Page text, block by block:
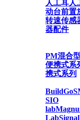
人工耳人
动台前置
转速传感
器配件
PM混合
便携式系
携式系列
BuildGo
SIO
lab
Lab